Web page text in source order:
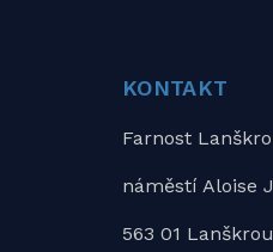
KONTAKT
Farnost
náměstí Aloise
563 01